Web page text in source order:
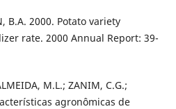
B.A. 2000. Potato variety
rate. 2000 Annual Report: 39-
M.L.; ZANIM, C.G.;
agronômicas de